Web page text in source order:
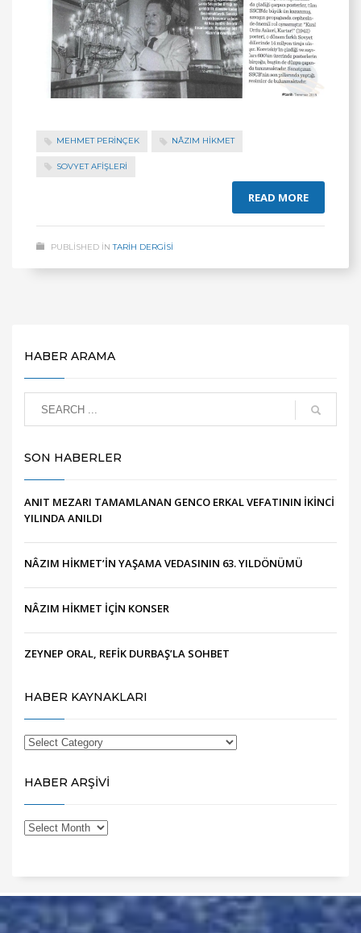
MEHMET PERINÇEK NÂZIM HIKMET
SOVYET AFIŞLERI
READ MORE
PUBLISHED IN TARİH DERGİSİ
HABER ARAMA
SON HABERLER
ANIT MEZARI TAMAMLANAN GENCO ERKAL VEFATININ İKİNCİ
YILINDA ANILDI
NÂZIM HİKMET’İN YAŞAMA VEDASININ 63. YILDÖNÜMÜ
NÂZIM HİKMET İÇİN KONSER
ZEYNEP ORAL, REFİK DURBAŞ’LA SOHBET
HABER KAYNAKLARI
HABER ARŞİVİ